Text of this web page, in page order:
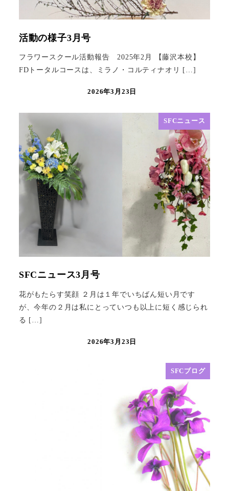
活動の様子3月号
フラワースクール活動報告 2025年2月 【藤沢本校】
FDトータルコースは、ミラノ・コルティナオリ […]
2026年3月23日
SFCニュース
SFCニュース3月号
花がもたらす笑顔 ２月は１年でいちばん短い月です
が、今年の２月は私にとっていつも以上に短く感じられ
る […]
2026年3月23日
SFCブログ